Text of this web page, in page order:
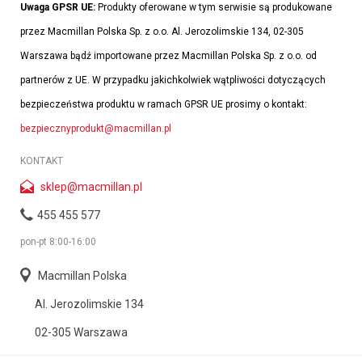
Uwaga GPSR UE: Produkty oferowane w tym serwisie są produkowane
przez Macmillan Polska Sp. z o.o. Al. Jerozolimskie 134, 02-305
Warszawa bądź importowane przez Macmillan Polska Sp. z o.o. od
partnerów z UE. W przypadku jakichkolwiek wątpliwości dotyczących
bezpieczeństwa produktu w ramach GPSR UE prosimy o kontakt:
bezpiecznyprodukt@macmillan.pl
KONTAKT
sklep@macmillan.pl
455 455 577
pon-pt 8:00-16:00
Macmillan Polska
Al. Jerozolimskie 134
02-305 Warszawa